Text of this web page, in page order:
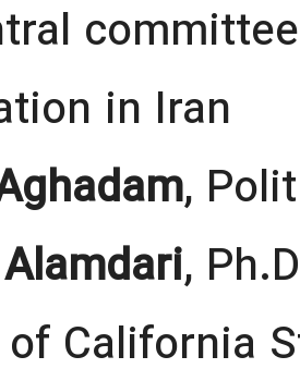
in Iran
,
,
of California